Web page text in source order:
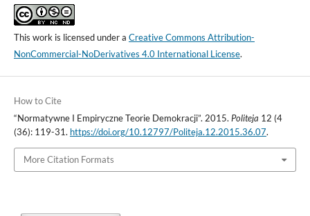
This work is licensed under a Creative Commons Attribution-
NonCommercial-NoDerivatives 4.0 International License.
How to Cite
“Normatywne I Empiryczne Teorie Demokracji”. 2015. Politeja 12 (4
(36): 119-31. https://doi.org/10.12797/Politeja.12.2015.36.07.
More Citation Formats